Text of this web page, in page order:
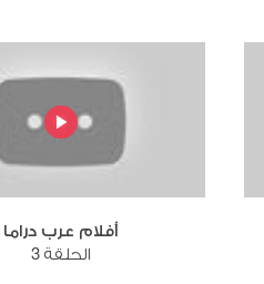
أفلام عرب دراما
الحلقة 3